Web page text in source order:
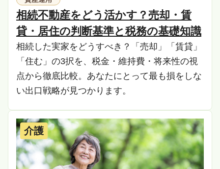
相続不動産をどう活かす？売却・賃
貸・居住の判断基準と税務の基礎知識
相続した実家をどうすべき？「売却」「賃貸」
「住む」の3択を、税金・維持費・将来性の視
点から徹底比較。あなたにとって最も損をしな
い出口戦略が見つかります。
介護